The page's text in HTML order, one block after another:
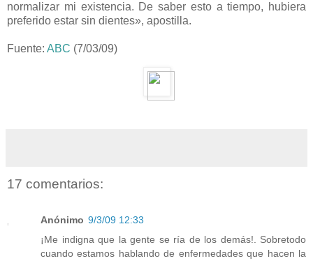
normalizar mi existencia. De saber esto a tiempo, hubiera
preferido estar sin dientes», apostilla.
Fuente: ABC (7/03/09)
17 comentarios:
Anónimo 9/3/09 12:33
¡Me indigna que la gente se ría de los demás!. Sobretodo
cuando estamos hablando de enfermedades que hacen la